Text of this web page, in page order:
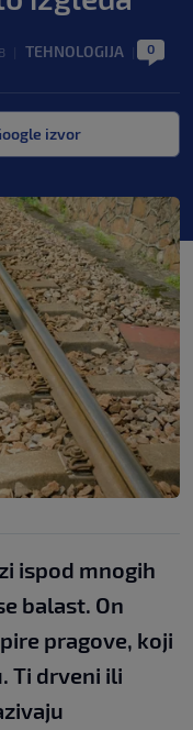
TEHNOLOGIJA 0
izvor
ispod mnogih
balast. On
pragove, koji
Ti drveni ili